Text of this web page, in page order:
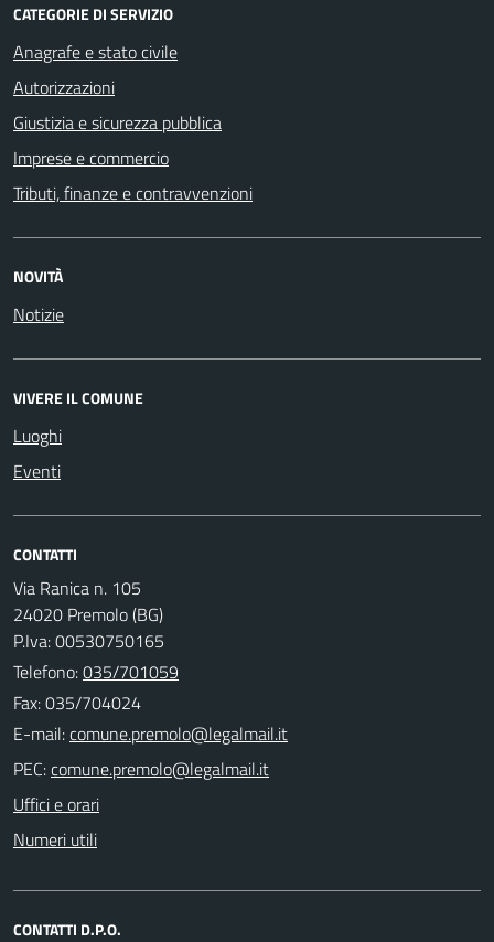
CATEGORIE DI SERVIZIO
Anagrafe e stato civile
Autorizzazioni
Giustizia e sicurezza pubblica
Imprese e commercio
Tributi, finanze e contravvenzioni
NOVITÀ
Notizie
VIVERE IL COMUNE
Luoghi
Eventi
CONTATTI
Via Ranica n. 105
24020 Premolo (BG)
P.Iva: 00530750165
Telefono:035/701059
Fax: 035/704024
E-mail:
PEC:
Uffici e orari
Numeri utili
CONTATTI D.P.O.